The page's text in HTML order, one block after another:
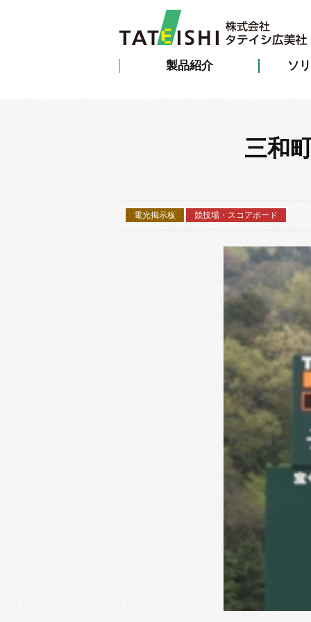
製品紹介 ソ
三和
電光掲示板 競技場・スコアボード